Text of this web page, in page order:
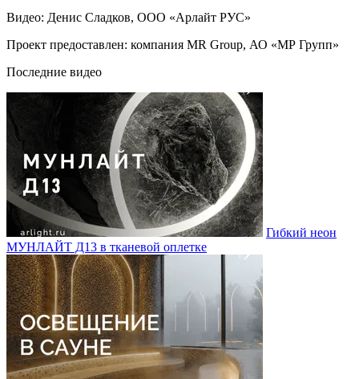
Видео: Денис Сладков, ООО «Арлайт РУС»
Проект предоставлен: компания MR Group, АО «МР Групп»
Последние видео
Гибкий неон
МУНЛАЙТ Д13 в тканевой оплетке